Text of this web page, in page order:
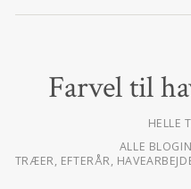
Farvel til
HELLE
ALLE
TRÆER, EFTERÅR,